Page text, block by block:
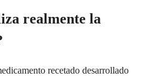
realmente la
recetado desarrollado